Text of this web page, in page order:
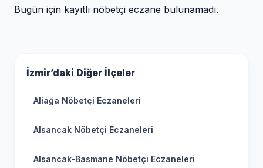
Bugün için kayıtlı nöbetçi eczane bulunamadı.
İzmir’daki Diğer İlçeler
Aliağa Nöbetçi Eczaneleri
Alsancak Nöbetçi Eczaneleri
Alsancak-Basmane Nöbetçi Eczaneleri